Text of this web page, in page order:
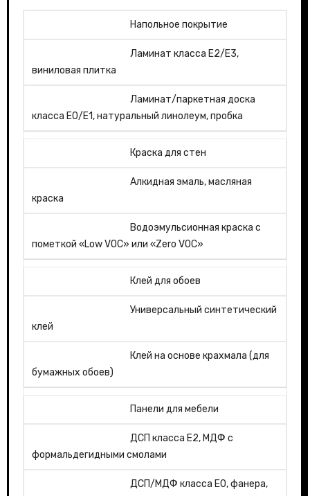
Напольное покрытие
Ламинат класса E2/E3,
виниловая плитка
Ламинат/паркетная доска
класса E0/E1, натуральный линолеум, пробка
Краска для стен
Алкидная эмаль, масляная
краска
Водоэмульсионная краска с
пометкой «Low VOC» или «Zero VOC»
Клей для обоев
Универсальный синтетический
клей
Клей на основе крахмала (для
бумажных обоев)
Панели для мебели
ДСП класса E2, МДФ с
формальдегидными смолами
ДСП/МДФ класса E0, фанера,